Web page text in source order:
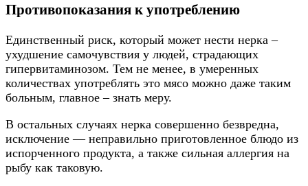
Противопоказания к употреблению
Единственный риск, который может нести нерка –
ухудшение самочувствия у людей, страдающих
гипервитаминозом. Тем не менее, в умеренных
количествах употреблять это мясо можно даже таким
больным, главное – знать меру.
В остальных случаях нерка совершенно безвредна,
исключение — неправильно приготовленное блюдо из
испорченного продукта, а также сильная аллергия на
рыбу как таковую.